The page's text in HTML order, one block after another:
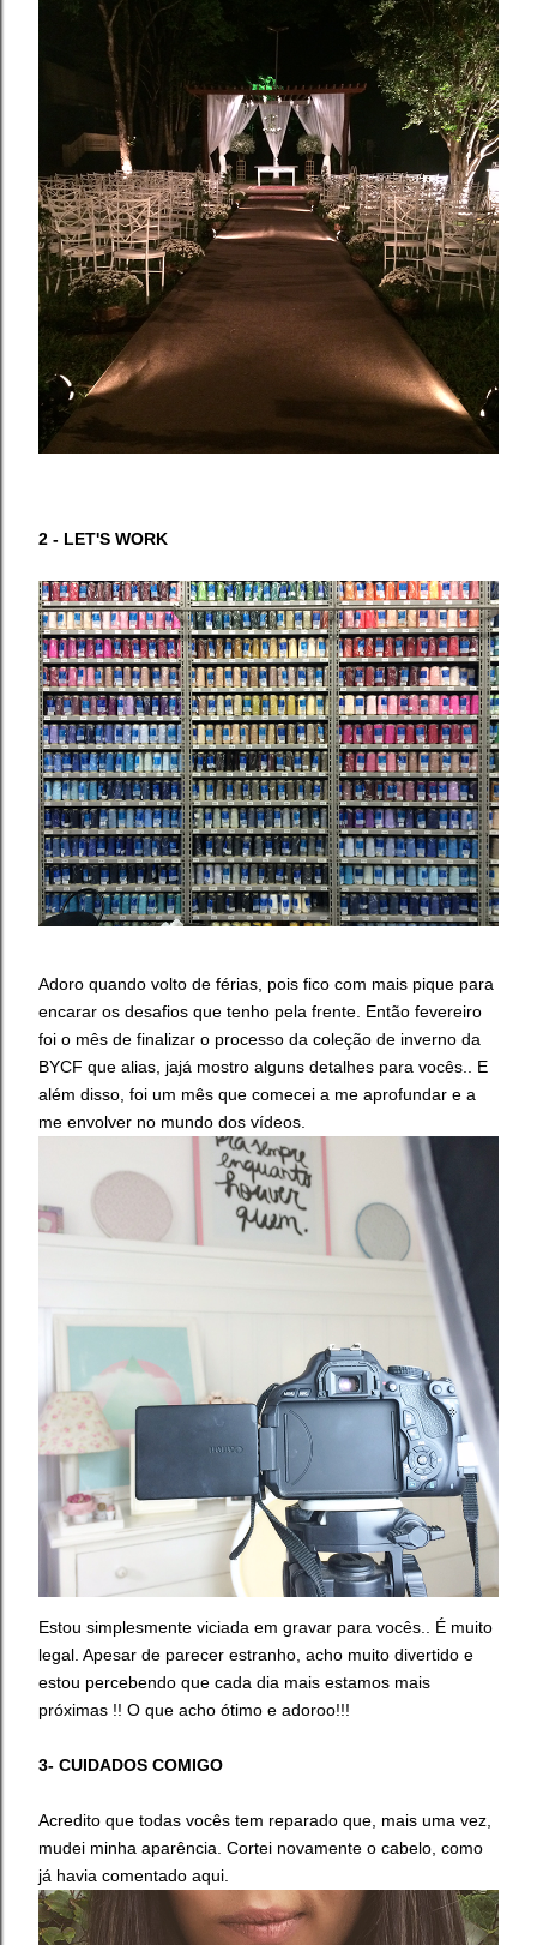
2 - LET'S WORK
Adoro quando volto de férias, pois fico com mais pique para
encarar os desafios que tenho pela frente. Então fevereiro
foi o mês de finalizar o processo da coleção de inverno da
BYCF que alias, jajá mostro alguns detalhes para vocês.. E
além disso, foi um mês que comecei a me aprofundar e a
me envolver no mundo dos vídeos.
Estou simplesmente viciada em gravar para vocês.. É muito
legal. Apesar de parecer estranho, acho muito divertido e
estou percebendo que cada dia mais estamos mais
próximas !! O que acho ótimo e adoroo!!!
3- CUIDADOS COMIGO
Acredito que todas vocês tem reparado que, mais uma vez,
mudei minha aparência. Cortei novamente o cabelo, como
já havia comentado aqui.